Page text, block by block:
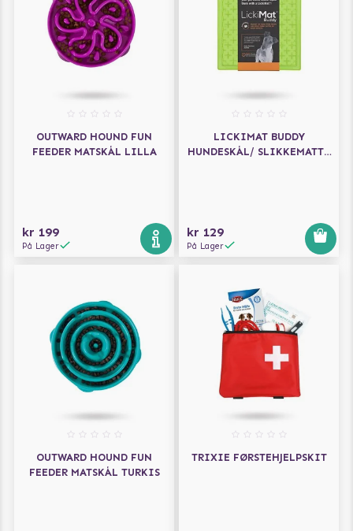
OUTWARD HOUND FUN
FEEDER MATSKÅL LILLA
kr 199
På Lager
LICKIMAT BUDDY
HUNDESKÅL/ SLIKKEMATTE
kr 129
På Lager
OUTWARD HOUND FUN
FEEDER MATSKÅL TURKIS
TRIXIE FØRSTEHJELPSKIT